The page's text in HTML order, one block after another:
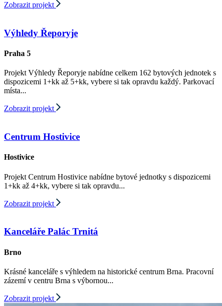
Zobrazit projekt
Výhledy Řeporyje
Praha 5
Projekt Výhledy Řeporyje nabídne celkem 162 bytových jednotek s
dispozicemi 1+kk až 5+kk, vybere si tak opravdu každý. Parkovací
místa...
Zobrazit projekt
Centrum Hostivice
Hostivice
Projekt Centrum Hostivice nabídne bytové jednotky s dispozicemi
1+kk až 4+kk, vybere si tak opravdu...
Zobrazit projekt
Kanceláře Palác Trnitá
Brno
Krásné kanceláře s výhledem na historické centrum Brna. Pracovní
zázemí v centru Brna s výbornou...
Zobrazit projekt